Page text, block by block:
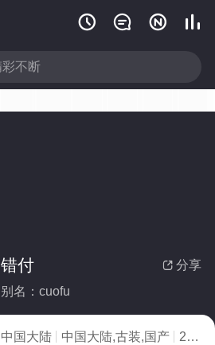
   
 分享
错付
别名：cuofu
中国大陆 中国大陆,古装,国产
2026